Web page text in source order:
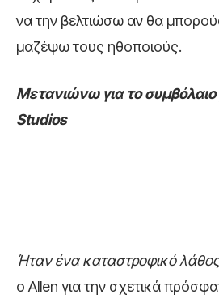
να την βελτιώσω αν θα
μαζέψω τους ηθοποιούς.
Μετανιώνω για το
Studios
Ήταν ένα καταστροφικό
ο Allen για την σχετικά